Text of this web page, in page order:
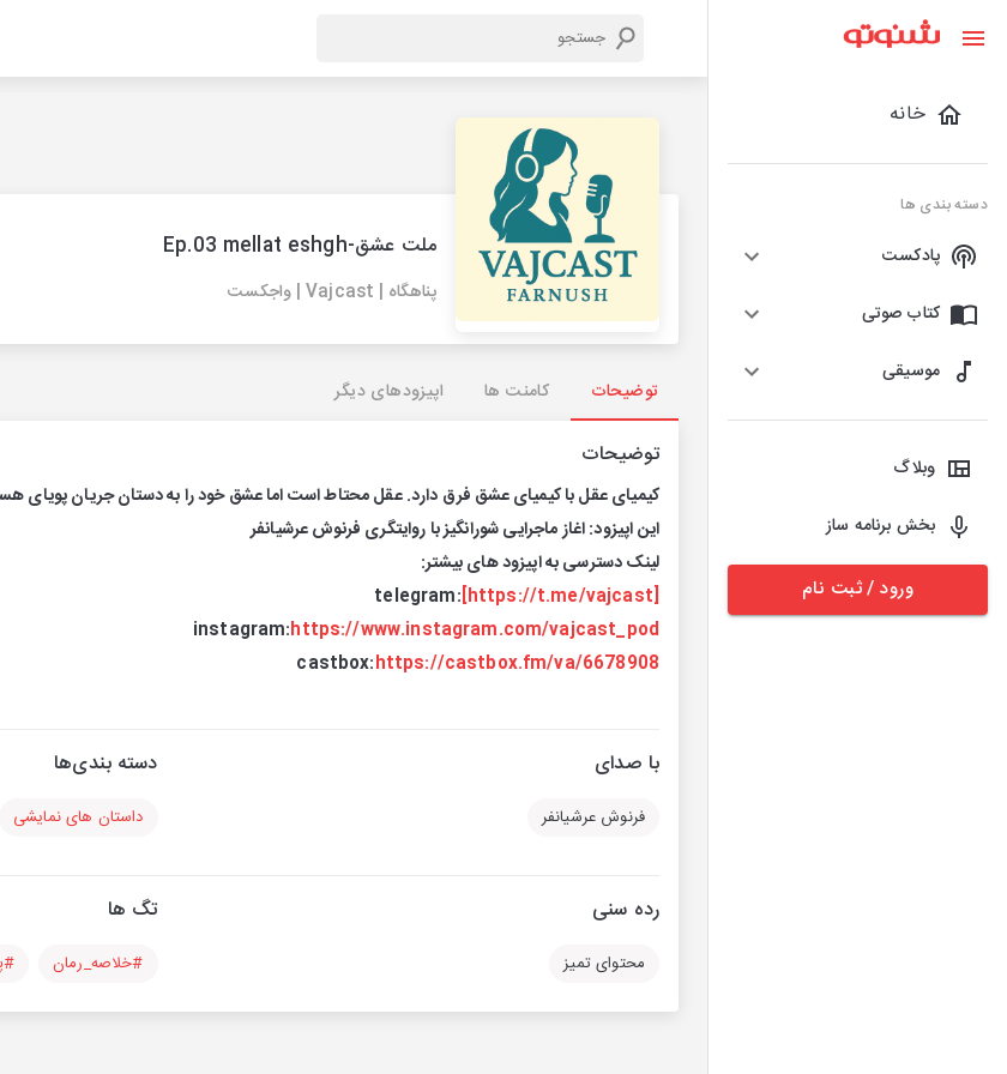
خانه
دسته بندی ها
پادکست
کتاب صوتی
موسیقی
وبلاگ
بخش برنامه ساز
ورود / ثبت نام
ملت عشق-Ep.03 mellat eshgh
پناهگاه | Vajcast | واجکست
توضیحات کامنت ها اپیزودهای دیگر
توضیحات
کیمیای عقل با کیمیای عشق فرق دارد. عقل محتاط است اما عشق خود را به دستان جریان پویای
این اپیزود: اغاز ماجرایی شورانگیز با روایتگری فرنوش عرشیانفر
لینک دسترسی به اپیزود های بیشتر:
telegram:[https://t.me/vajcast]
instagram:https://www.instagram.com/vajcast_pod
castbox:https://castbox.fm/va/6678908
با صدای
فرنوش عرشیانفر
دسته بندی‌ها
داستان های نمایشی
رده سنی
محتوای تمیز
تگ ها
#خلاصه_رمان